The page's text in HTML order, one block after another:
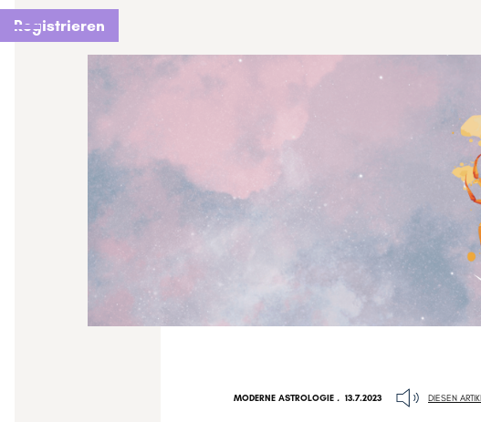
Registrieren
MODERNE ASTROLOGIE . 13.7.2023 DIESEN